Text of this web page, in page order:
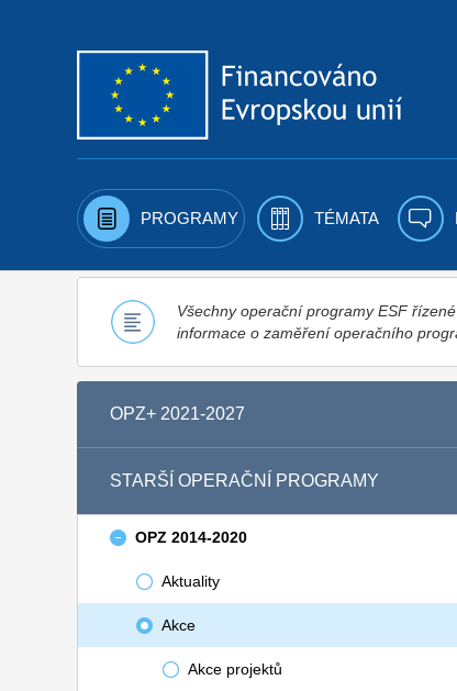
PROGRAMY TÉMATA
Všechny operační programy ESF
informace o zaměření operačního
OPZ+ 2021-2027
STARŠÍ OPERAČNÍ PROGRAMY
OPZ 2014-2020
Aktuality
Akce
Akce projektů